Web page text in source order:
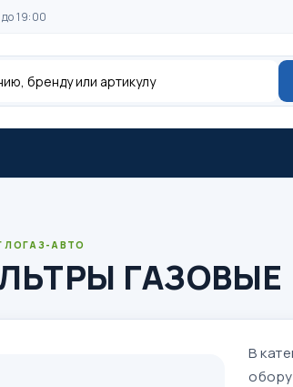
19:00
ЛОГАЗ-АВТО
ГАЗОВЫЕ
В